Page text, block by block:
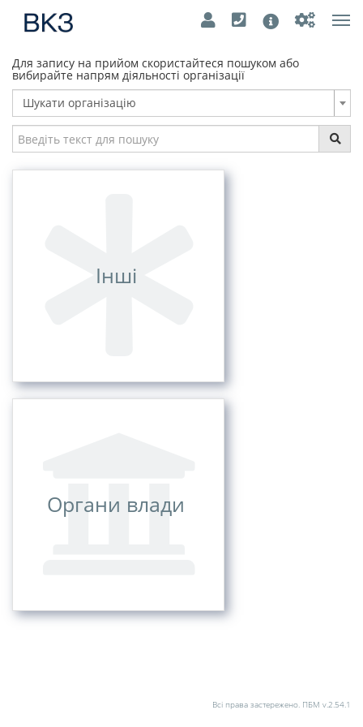
Для запису на прийом скористайтеся пошуком або
вибирайте напрям діяльності організації
Шукати організацію
Інші
Органи влади
Всі права застережено. ПБМ v.2.54.1